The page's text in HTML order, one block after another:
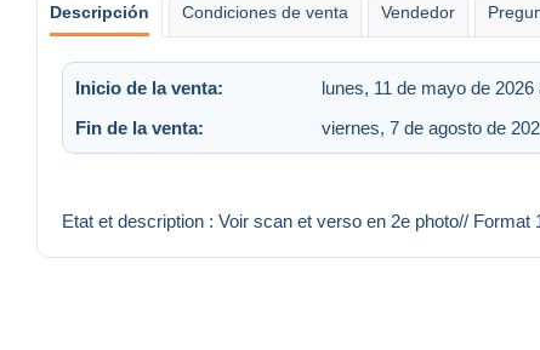
Descripción Condiciones de venta Vendedor
Inicio de la venta: lunes, 11 de mayo de 2026
Fin de la venta:
viernes, 7 de agosto de
Etat et description : Voir scan et verso en 2e photo// Format